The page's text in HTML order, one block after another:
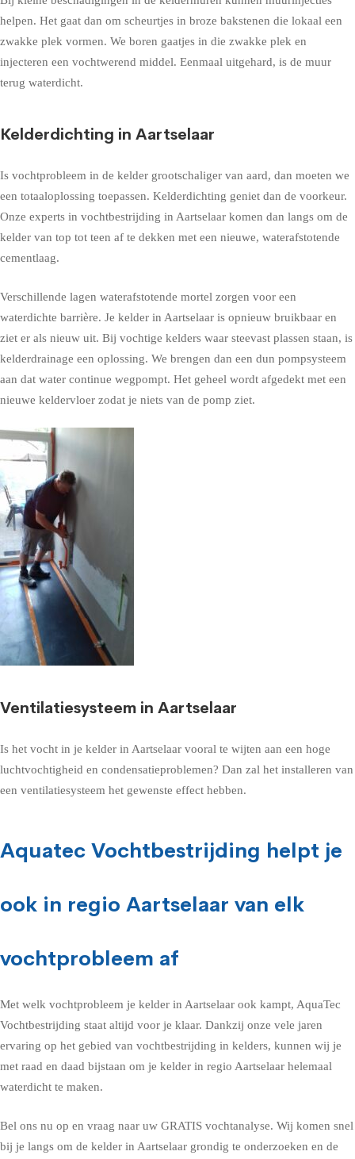
helpen. Het gaat dan om scheurtjes in broze bakstenen die lokaal een
zwakke plek vormen. We boren gaatjes in die zwakke plek en
injecteren een vochtwerend middel. Eenmaal uitgehard, is de muur
terug waterdicht.
Kelderdichting in Aartselaar
Is vochtprobleem in de kelder grootschaliger van aard, dan moeten we
een totaaloplossing toepassen. Kelderdichting geniet dan de voorkeur.
Onze experts in vochtbestrijding in Aartselaar komen dan langs om de
kelder van top tot teen af te dekken met een nieuwe, waterafstotende
cementlaag.
Verschillende lagen waterafstotende mortel zorgen voor een
waterdichte barrière. Je kelder in Aartselaar is opnieuw bruikbaar en
ziet er als nieuw uit. Bij vochtige kelders waar steevast plassen staan, is
kelderdrainage een oplossing. We brengen dan een dun pompsysteem
aan dat water continue wegpompt. Het geheel wordt afgedekt met een
nieuwe keldervloer zodat je niets van de pomp ziet.
Ventilatiesysteem in Aartselaar
Is het vocht in je kelder in Aartselaar vooral te wijten aan een hoge
luchtvochtigheid en condensatieproblemen? Dan zal het installeren van
een ventilatiesysteem het gewenste effect hebben.
Aquatec Vochtbestrijding helpt je
ook in regio Aartselaar van elk
vochtprobleem af
Met welk vochtprobleem je kelder in Aartselaar ook kampt, AquaTec
Vochtbestrijding staat altijd voor je klaar. Dankzij onze vele jaren
ervaring op het gebied van vochtbestrijding in kelders, kunnen wij je
met raad en daad bijstaan om je kelder in regio Aartselaar helemaal
waterdicht te maken.
Bel ons nu op en vraag naar uw GRATIS vochtanalyse. Wij komen snel
bij je langs om de kelder in Aartselaar grondig te onderzoeken en de